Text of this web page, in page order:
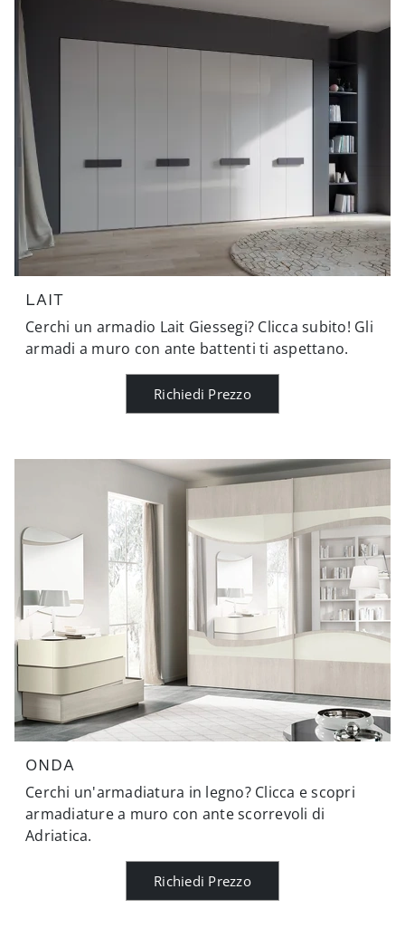
LAIT
Cerchi un armadio Lait Giessegi? Clicca subito! Gli
armadi a muro con ante battenti ti aspettano.
Richiedi Prezzo
ONDA
Cerchi un'armadiatura in legno? Clicca e scopri
armadiature a muro con ante scorrevoli di
Adriatica.
Richiedi Prezzo